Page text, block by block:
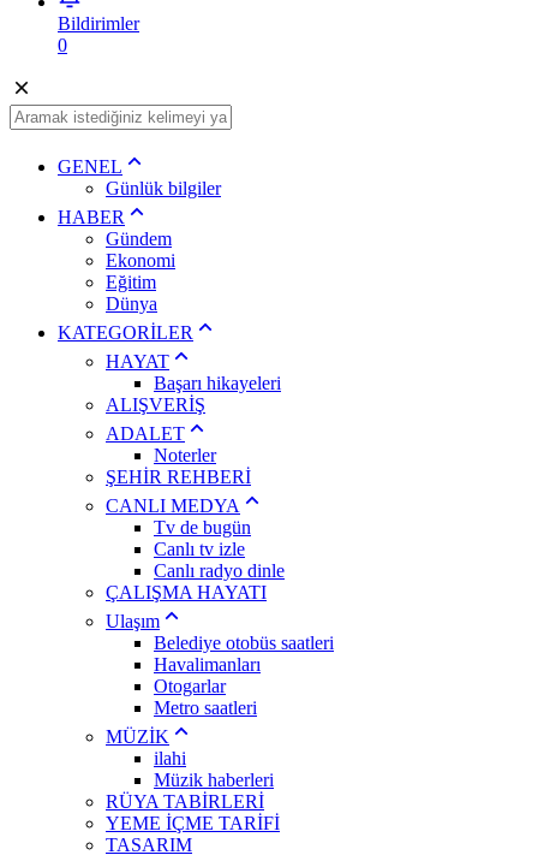
Bildirimler
0
GENEL
Günlük bilgiler
HABER
Gündem
Ekonomi
Eğitim
Dünya
KATEGORİLER
HAYAT
Başarı hikayeleri
ALIŞVERİŞ
ADALET
Noterler
ŞEHİR REHBERİ
CANLI MEDYA
Tv de bugün
Canlı tv izle
Canlı radyo dinle
ÇALIŞMA HAYATI
Ulaşım
Belediye otobüs saatleri
Havalimanları
Otogarlar
Metro saatleri
MÜZİK
ilahi
Müzik haberleri
RÜYA TABİRLERİ
YEME İÇME TARİFİ
TASARIM